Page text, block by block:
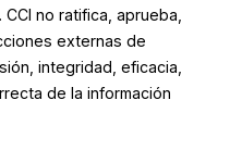
no ratifica, aprueba,
externas de
integridad, eficacia,
de la información